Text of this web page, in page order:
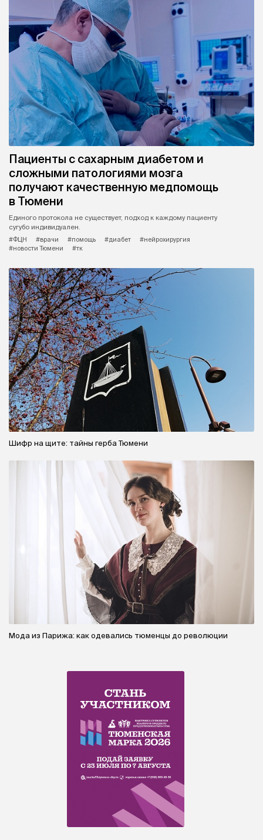
Пациенты с сахарным диабетом и
сложными патологиями мозга
получают качественную медпомощь
в Тюмени
Единого протокола не существует, подход к каждому пациенту
сугубо индивидуален.
#ФЦН
#врачи #помощь #диабет
#нейрохирургия
#новости Тюмени
#тк
Шифр на щите: тайны герба Тюмени
Мода из Парижа: как одевались тюменцы до революции